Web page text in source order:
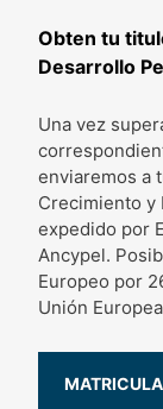
Obten tu
Desarrollo
Una vez
enviaremos a
Crecimiento y
expedido por
Ancypel.
Europeo por
Unión